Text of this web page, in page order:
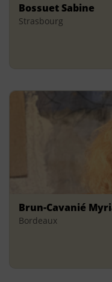
Bossuet Sabine
Strasbourg
Brun-Cavanié
Bordeaux